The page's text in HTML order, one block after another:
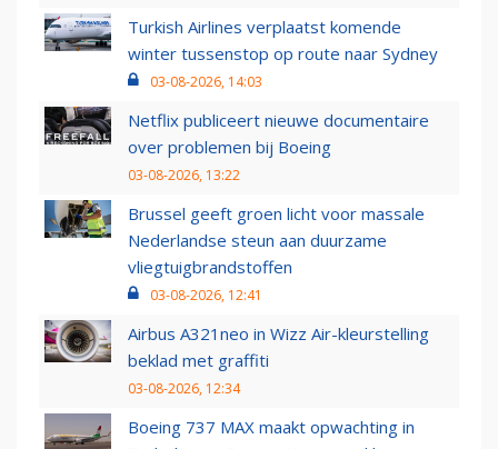
Turkish Airlines verplaatst komende
winter tussenstop op route naar Sydney
03-08-2026, 14:03
Netflix publiceert nieuwe documentaire
over problemen bij Boeing
03-08-2026, 13:22
Brussel geeft groen licht voor massale
Nederlandse steun aan duurzame
vliegtuigbrandstoffen
03-08-2026, 12:41
Airbus A321neo in Wizz Air-kleurstelling
beklad met graffiti
03-08-2026, 12:34
Boeing 737 MAX maakt opwachting in